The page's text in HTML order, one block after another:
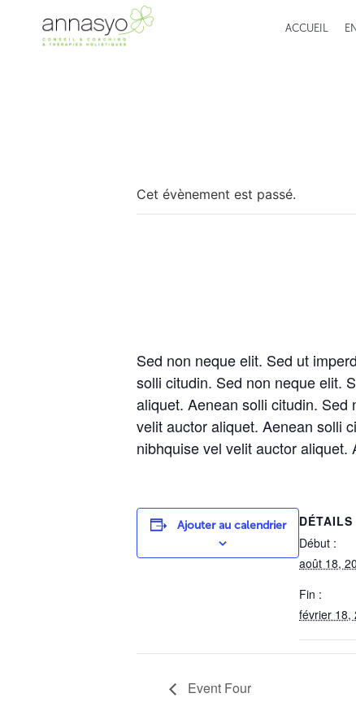
ACCUEIL
Cet évènement est passé.
Sed non neque elit. Sed ut
solli citudin. Sed non neque elit.
aliquet. Aenean solli citudin.
velit auctor aliquet. Aenean solli
nibhquise vel velit auctor aliquet.
Ajouter au calendrier
DÉTAILS
Début :
août 18,
Fin :
février 18,
Event Four